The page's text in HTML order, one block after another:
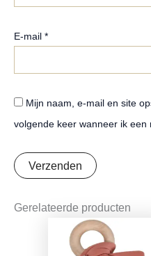
E-mail *
Mijn naam, e-mail en site
volgende keer wanneer ik een
Gerelateerde producten
Oorspronkelijke
prijs
was:
Huidige
prijs
is: